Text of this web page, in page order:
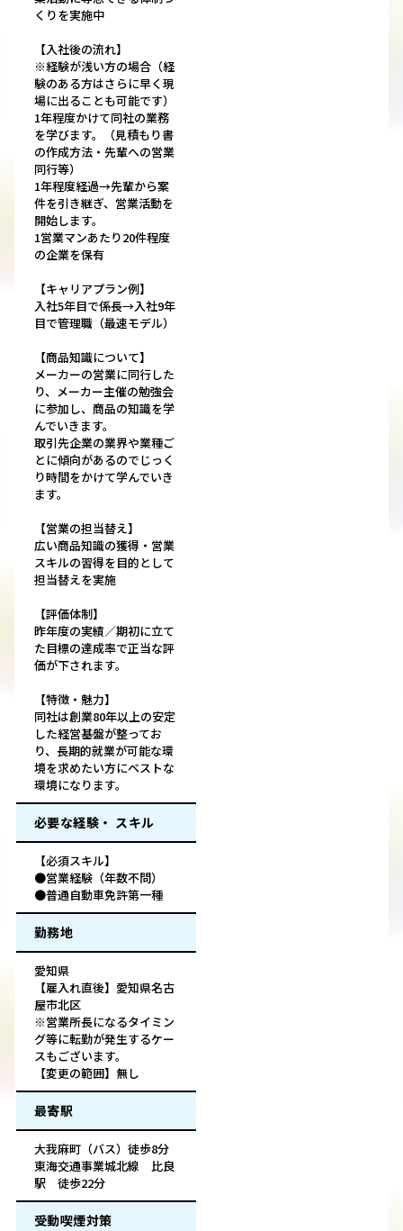
くりを実施中
【入社後の流れ】
※経験が浅い方の場合（経
験のある方はさらに早く現
場に出ることも可能です）
1年程度かけて同社の業務
を学びます。（見積もり書
の作成方法・先輩への営業
同行等）
1年程度経過→先輩から案
件を引き継ぎ、営業活動を
開始します。
1営業マンあたり20件程度
の企業を保有
【キャリアプラン例】
入社5年目で係長→入社9年
目で管理職（最速モデル）
【商品知識について】
メーカーの営業に同行した
り、メーカー主催の勉強会
に参加し、商品の知識を学
んでいきます。
取引先企業の業界や業種ご
とに傾向があるのでじっく
り時間をかけて学んでいき
ます。
【営業の担当替え】
広い商品知識の獲得・営業
スキルの習得を目的として
担当替えを実施
【評価体制】
昨年度の実績／期初に立て
た目標の達成率で正当な評
価が下されます。
【特徴・魅力】
同社は創業80年以上の安定
した経営基盤が整ってお
り、長期的就業が可能な環
境を求めたい方にベストな
環境になります。
必要な経験・ スキル
【必須スキル】
●営業経験（年数不問）
●普通自動車免許第一種
勤務地
愛知県
【雇入れ直後】愛知県名古
屋市北区
※営業所長になるタイミン
グ等に転勤が発生するケー
スもございます。
【変更の範囲】無し
最寄駅
大我麻町（バス）徒歩8分
東海交通事業城北線 比良
駅 徒歩22分
受動喫煙対策